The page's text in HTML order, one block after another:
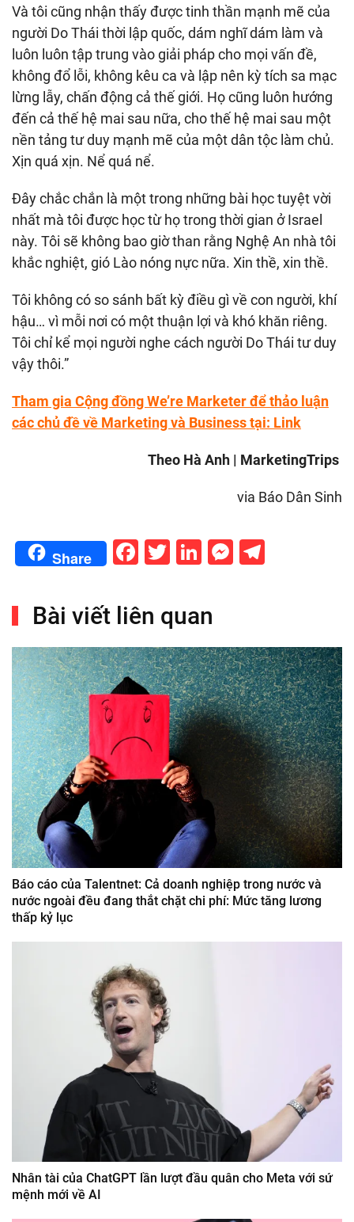
Và tôi cũng nhận thấy được tinh thần mạnh mẽ của
người Do Thái thời lập quốc, dám nghĩ dám làm và
luôn luôn tập trung vào giải pháp cho mọi vấn đề,
không đổ lỗi, không kêu ca và lập nên kỳ tích sa mạc
lừng lẫy, chấn động cả thế giới. Họ cũng luôn hướng
đến cả thế hệ mai sau nữa, cho thế hệ mai sau một
nền tảng tư duy mạnh mẽ của một dân tộc làm chủ.
Xịn quá xịn. Nể quá nể.
Đây chắc chắn là một trong những bài học tuyệt vời
nhất mà tôi được học từ họ trong thời gian ở Israel
này. Tôi sẽ không bao giờ than rằng Nghệ An nhà tôi
khắc nghiệt, gió Lào nóng nực nữa. Xin thề, xin thề.
Tôi không có so sánh bất kỳ điều gì về con người, khí
hậu… vì mỗi nơi có một thuận lợi và khó khăn riêng.
Tôi chỉ kể mọi người nghe cách người Do Thái tư duy
vậy thôi.”
Tham gia Cộng đồng We’re Marketer để thảo luận
các chủ đề về Marketing và Business tại: Link
Theo Hà Anh | MarketingTrips
via Báo Dân Sinh
Share Facebook
Twitter
LinkedIn
Bài viết liên quan
Báo cáo của Talentnet: Cả doanh nghiệp trong nước và
nước ngoài đều đang thắt chặt chi phí: Mức tăng lương
thấp kỷ lục
Nhân tài của ChatGPT lần lượt đầu quân cho Meta với sứ
mệnh mới về AI